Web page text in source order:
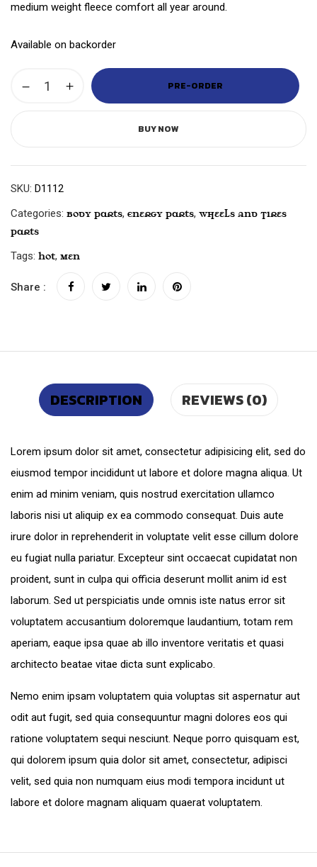
medium weight fleece comfort all year around.
Available on backorder
PRE-ORDER
BUY NOW
SKU: D1112
Categories: Body Parts, Energy Parts, Wheels And Tires
Parts
Tags: Hot, Men
Share :
DESCRIPTION REVIEWS (0)
Lorem ipsum dolor sit amet, consectetur adipisicing elit, sed do
eiusmod tempor incididunt ut labore et dolore magna aliqua. Ut
enim ad minim veniam, quis nostrud exercitation ullamco
laboris nisi ut aliquip ex ea commodo consequat. Duis aute
irure dolor in reprehenderit in voluptate velit esse cillum dolore
eu fugiat nulla pariatur. Excepteur sint occaecat cupidatat non
proident, sunt in culpa qui officia deserunt mollit anim id est
laborum. Sed ut perspiciatis unde omnis iste natus error sit
voluptatem accusantium doloremque laudantium, totam rem
aperiam, eaque ipsa quae ab illo inventore veritatis et quasi
architecto beatae vitae dicta sunt explicabo.
Nemo enim ipsam voluptatem quia voluptas sit aspernatur aut
odit aut fugit, sed quia consequuntur magni dolores eos qui
ratione voluptatem sequi nesciunt. Neque porro quisquam est,
qui dolorem ipsum quia dolor sit amet, consectetur, adipisci
velit, sed quia non numquam eius modi tempora incidunt ut
labore et dolore magnam aliquam quaerat voluptatem.